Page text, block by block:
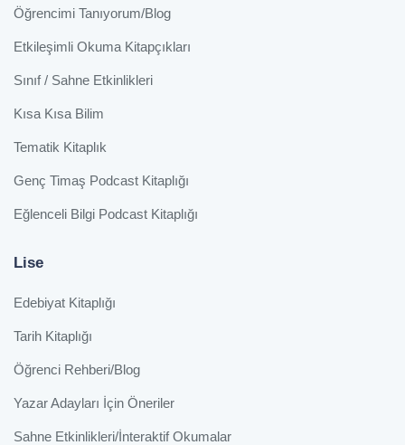
Öğrencimi Tanıyorum/Blog
Etkileşimli Okuma Kitapçıkları
Sınıf / Sahne Etkinlikleri
Kısa Kısa Bilim
Tematik Kitaplık
Genç Timaş Podcast Kitaplığı
Eğlenceli Bilgi Podcast Kitaplığı
Lise
Edebiyat Kitaplığı
Tarih Kitaplığı
Öğrenci Rehberi/Blog
Yazar Adayları İçin Öneriler
Sahne Etkinlikleri/İnteraktif Okumalar